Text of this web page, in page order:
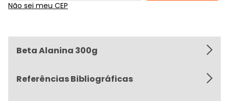
Não sei meu CEP
Beta Alanina 300g
Referências Bibliográficas